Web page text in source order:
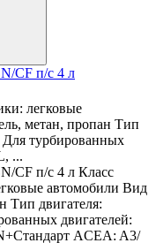
CF п/с 4 л
легковые
метан, пропан Тип
Для турбированных
...
CF п/с 4 л Класс
автомобили Вид
Тип двигателя:
двигателей:
Стандарт ACEA: A3/